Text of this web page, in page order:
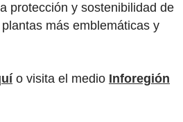
protección y sostenibilidad de
más emblemáticas y
o visita el medio Inforegión